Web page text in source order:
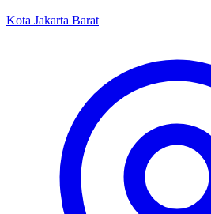
Kota Jakarta Barat